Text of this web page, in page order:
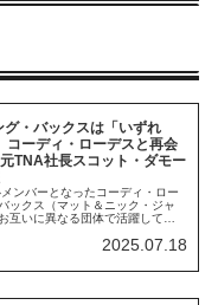
グ・バックスは「いずれ
コーディ・ローデスと再会
TNA社長スコット・ダモー
ンバーとなったコーディ・ロー
ックス（マット＆ニック・ジャ
互いに異なる団体で活躍してい
に古巣WWEへ復帰したコーディ
っかりと結果を残しています。
2025.07.18